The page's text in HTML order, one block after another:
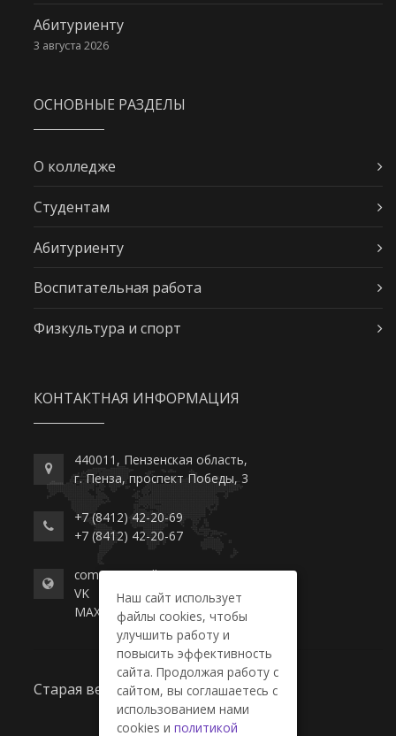
Абитуриенту
3 августа 2026
ОСНОВНЫЕ РАЗДЕЛЫ
О колледже
Студентам
Абитуриенту
Воспитательная работа
Физкультура и спорт
КОНТАКТНАЯ ИНФОРМАЦИЯ
440011, Пензенская область,
г. Пенза, проспект Победы, 3
+7 (8412) 42-20-69
+7 (8412) 42-20-67
commerce-college.ru
VK
MAX
Старая версия сайта
Наш сайт использует
файлы cookies, чтобы
улучшить работу и
повысить эффективность
сайта. Продолжая работу с
сайтом, вы соглашаетесь с
использованием нами
cookies и политикой